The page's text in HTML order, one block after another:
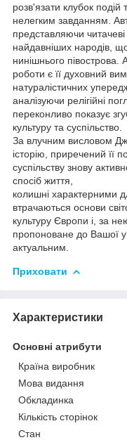
розв'язати клубок подій
нелегким завданням.
представляючи читачеві
найдавніших народів,
нинішнього півострова.
роботи є її духовний
натуралістичних
аналізуючи релігійні
переконливо показує
культуру та суспільство.
За влучним висловом
історію, приречений її
суспільству знову
спосіб життя,
колишні характерними
втрачаються основи
культуру Європи і, за
пропоноване до Вашої
актуальним.
Приховати
Характеристики
Основні атрибути
Країна виробник
Мова видання
Обкладинка
Кількість сторінок
Стан